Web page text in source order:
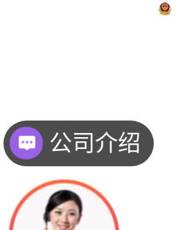
公司介绍